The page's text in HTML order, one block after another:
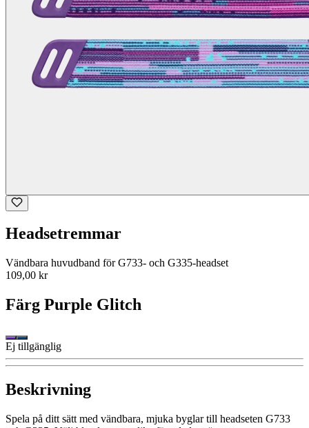
Headsetremmar
Vändbara huvudband för G733- och G335-headset
109,00 kr
Färg Purple Glitch
Ej tillgänglig
Beskrivning
Spela på ditt sätt med vändbara, mjuka byglar till headseten G733